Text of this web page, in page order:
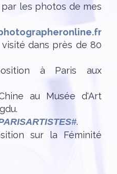
les photos de mes
dans près de 80
à Paris aux
au Musée d'Art
.
sur la Féminité